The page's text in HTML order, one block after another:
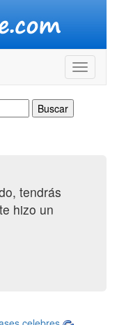
tendrás
hizo un